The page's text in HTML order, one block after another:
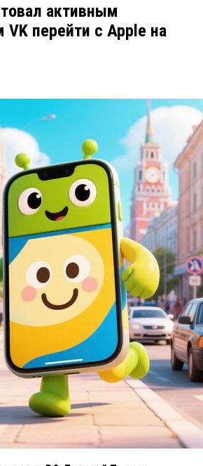
активным
VK перейти с Apple на